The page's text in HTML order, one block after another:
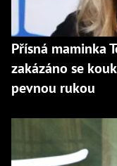
Přísná maminka
zakázáno se
pevnou rukou